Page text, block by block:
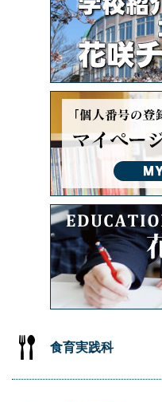
食育実践科